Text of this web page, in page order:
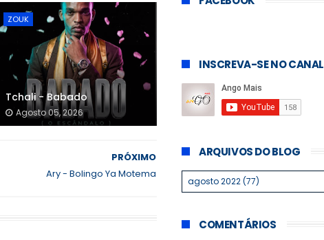
ZOUK
Tchali - Babado
Agosto 05, 2026
PRÓXIMO
Ary - Bolingo Ya Motema
INSCREVA-SE NO CANAL
ARQUIVOS DO BLOG
COMENTÁRIOS